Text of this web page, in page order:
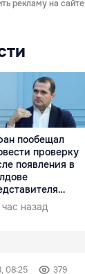
рекламу на сайте
пообещал
проверку
появления в
Осетии
час назад
08:25 379